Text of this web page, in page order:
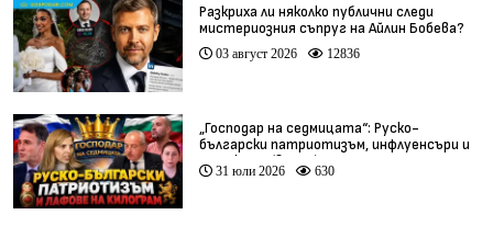
Разкриха ли няколко публични следи
мистериозния съпруг на Айлин Бобева?
03 август 2026 12836
„Господар на седмицата“: Руско-
български патриотизъм, инфлуенсъри и
тарикати (видео)
31 юли 2026 630